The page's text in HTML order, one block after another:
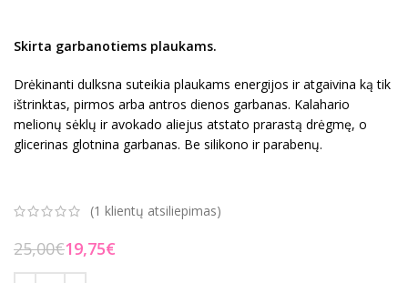
Skirta garbanotiems plaukams.
Drėkinanti dulksna suteikia plaukams energijos ir atgaivina ką tik
ištrinktas, pirmos arba antros dienos garbanas. Kalahario
melionų sėklų ir avokado aliejus atstato prarastą drėgmę, o
glicerinas glotnina garbanas. Be silikono ir parabenų.
(1 klientų atsiliepimas)
25,00€19,75€